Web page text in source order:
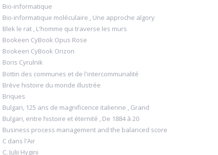
Bio-informatique
Bio-informatique moléculaire , Une approche algory
Blek le rat , L'homme qui traverse les murs
Bookeen CyBook Opus Rose
Bookeen CyBook Orizon
Boris Cyrulnik
Bottin des communes et de l'intercommunalité
Brève histoire du monde illustrée
Briques
Bulgari, 125 ans de magnificence italienne , Grand
Bulgari, entre histoire et éternité , De 1884 à 20
Business process management and the balanced score
C dans l'Air
C. Julii Hygini